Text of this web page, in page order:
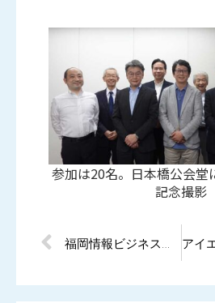
参加は20名。日本橋公会堂
記念撮影